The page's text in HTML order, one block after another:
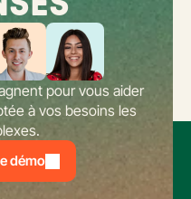
pour vous aider
à vos besoins les
démo